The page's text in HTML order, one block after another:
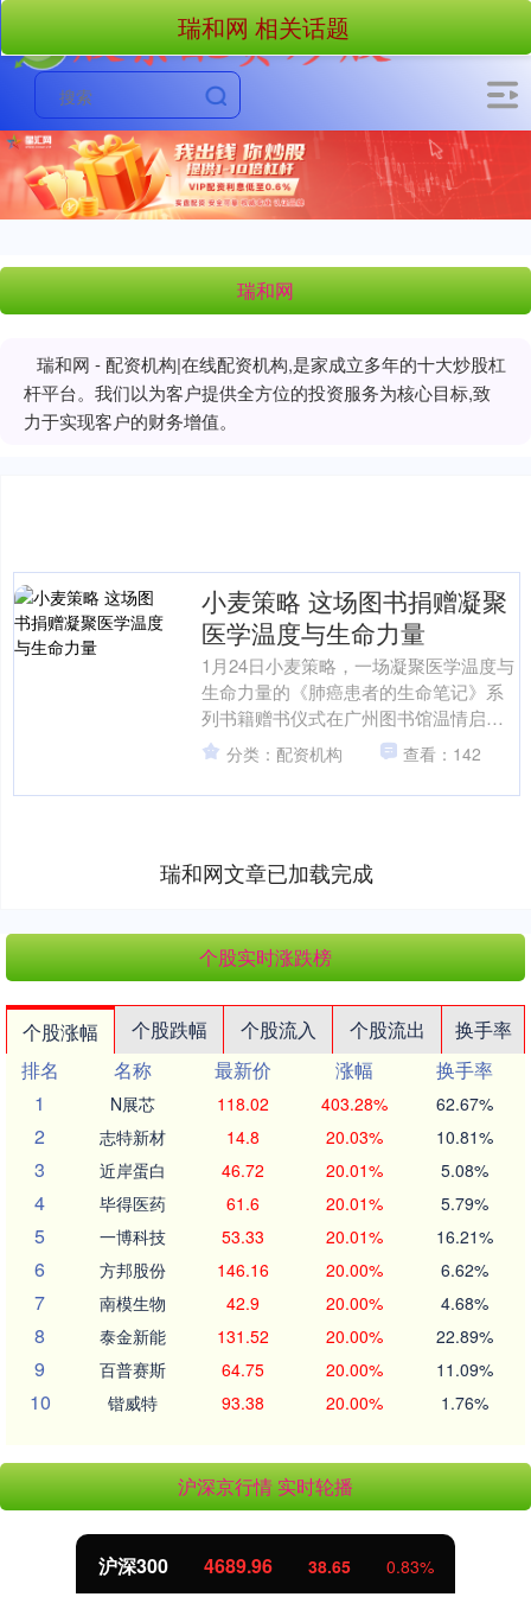
瑞和网
瑞和网 - 配资机构|在线配资机构,是家成立多年的十大炒股杠
杆平台。我们以为客户提供全方位的投资服务为核心目标,致
力于实现客户的财务增值。
瑞和网 相关话题
小麦策略 这场图书捐赠凝聚
医学温度与生命力量
1月24日小麦策略，一场凝聚医学温度与
生命力量的《肺癌患者的生命笔记》系
列书籍赠书仪式在广州图书馆温情启
幕。该书主编、广东省人民医院肿瘤医
院肺内一科主任医师杨衿....
分类：配资机构 查看：142
瑞和网文章已加载完成
个股实时涨跌榜
个股涨幅 个股跌幅 个股流入 个股流出
换手率
排名
名称 最新价 涨幅
换手率
1
N展芯 118.02 403.28% 62.67%
2 志特新材 14.8 20.03% 10.81%
3 近岸蛋白 46.72 20.01% 5.08%
4 毕得医药 61.6 20.01% 5.79%
5 一博科技 53.33 20.01% 16.21%
6 方邦股份 146.16 20.00% 6.62%
7 南模生物 42.9 20.00% 4.68%
8 泰金新能 131.52 20.00% 22.89%
9 百普赛斯 64.75 20.00% 11.09%
10 锴威特 93.38 20.00% 1.76%
沪深京行情 实时轮播
北证50 1129.72 6.84 0.61%